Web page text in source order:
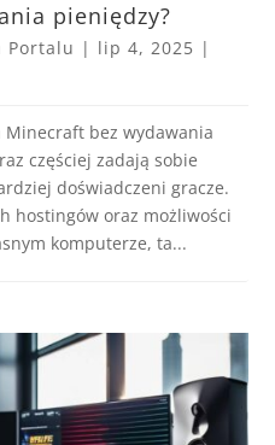
pieniędzy?
Portalu | lip 4, 2025 |
Minecraft bez wydawania
częściej zadają sobie
doświadczeni gracze.
hostingów oraz możliwości
komputerze, ta...